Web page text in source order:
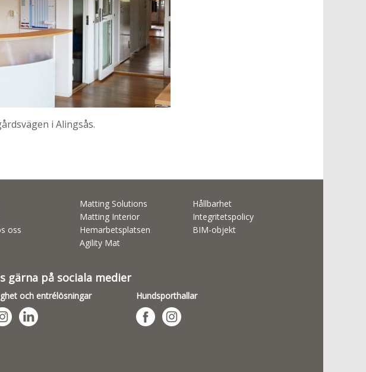
i Alingsås.
oss
Matting Solutions
Matting Interior
Hemarbetsplatsen
Agility Mat
Hållbarhet
Integritetspolicy
BIM-objekt
gärna på sociala medier
och entrélösningar Hundsporthallar